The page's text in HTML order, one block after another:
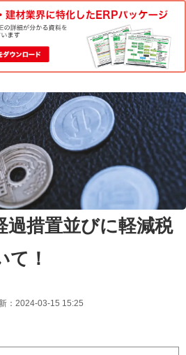
平日9:00～18:00
0120-188-022
過措置並びに軽減税
て！
更新：2024-03-15 15:25